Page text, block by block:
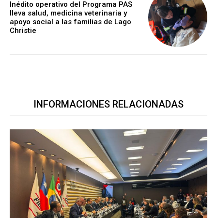
Inédito operativo del Programa PAS
lleva salud, medicina veterinaria y
apoyo social a las familias de Lago
Christie
INFORMACIONES RELACIONADAS